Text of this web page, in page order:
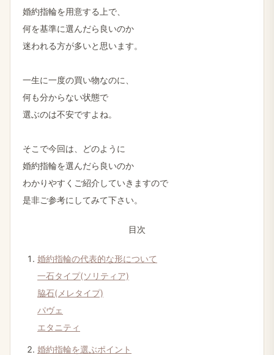
婚約指輪を​用意する​上で、
何を​基準に​選んだら​良いのか
迷われる​方が​多いと​思います。
一生に​一度の​買い物なのに、
何も​分からない​状態で
選ぶのは​不安ですよね。
そこで​今回は、​どのように
婚約指輪を​選んだら​良いのか
わかりやすく​ご紹介していきますので
是非ご参考に​してみて​下さい。
目次
婚約指輪の​代表的な​形に​ついて
一石タイプ(ソリティア)
脇石(メレタイプ)
パヴェ
エタニティ
婚約指輪を​選ぶポイント